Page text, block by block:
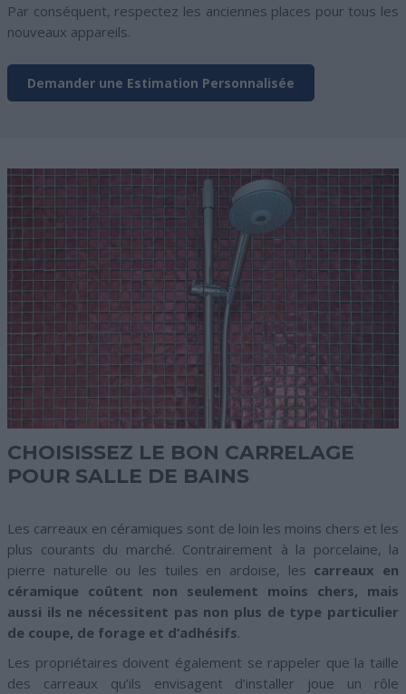
Par conséquent, respectez les anciennes places pour tous les
nouveaux appareils.
Demander une Estimation Personnalisée
CHOISISSEZ LE BON CARRELAGE
POUR SALLE DE BAINS
Les carreaux en céramiques sont de loin les moins chers et les
plus courants du marché. Contrairement à la porcelaine, la
pierre naturelle ou les tuiles en ardoise, les carreaux en
céramique coûtent non seulement moins chers, mais
aussi ils ne nécessitent pas non plus de type particulier
de coupe, de forage et d’adhésifs.
Les propriétaires doivent également se rappeler que la taille
des carreaux qu’ils envisagent d’installer joue un rôle